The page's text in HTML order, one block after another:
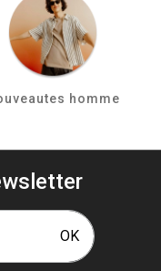
homme
OK